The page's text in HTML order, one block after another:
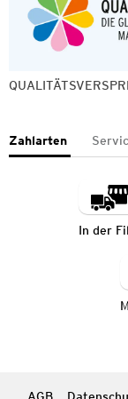
Zahlarten
In der